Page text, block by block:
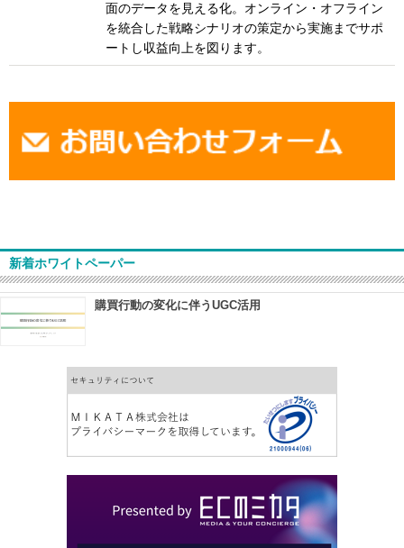
面のデータを見える化。オンライン・オフライン
を統合した戦略シナリオの策定から実施までサポ
ートし収益向上を図ります。
新着ホワイトペーパー
購買行動の変化に伴うUGC活用